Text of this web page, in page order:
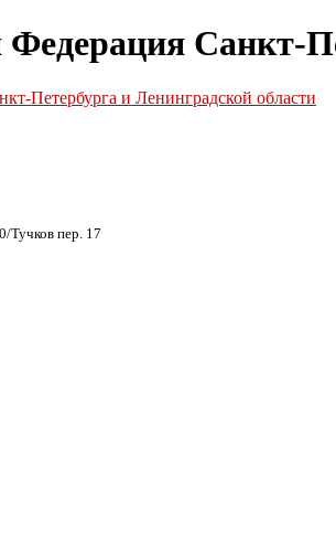
Санкт-
Тучков пер. 17